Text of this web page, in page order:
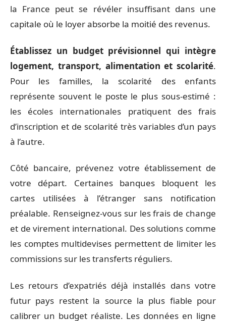
la France peut se révéler insuffisant dans une
capitale où le loyer absorbe la moitié des revenus.
Établissez un budget prévisionnel qui intègre
logement, transport, alimentation et scolarité.
Pour les familles, la scolarité des enfants
représente souvent le poste le plus sous-estimé :
les écoles internationales pratiquent des frais
d’inscription et de scolarité très variables d’un pays
à l’autre.
Côté bancaire, prévenez votre établissement de
votre départ. Certaines banques bloquent les
cartes utilisées à l’étranger sans notification
préalable. Renseignez-vous sur les frais de change
et de virement international. Des solutions comme
les comptes multidevises permettent de limiter les
commissions sur les transferts réguliers.
Les retours d’expatriés déjà installés dans votre
futur pays restent la source la plus fiable pour
calibrer un budget réaliste. Les données en ligne